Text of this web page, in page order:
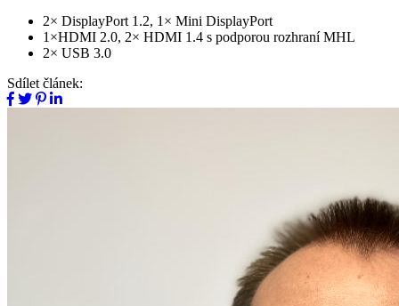
2× DisplayPort 1.2, 1× Mini DisplayPort
1×HDMI 2.0, 2× HDMI 1.4 s podporou rozhraní MHL
2× USB 3.0
Sdílet článek: